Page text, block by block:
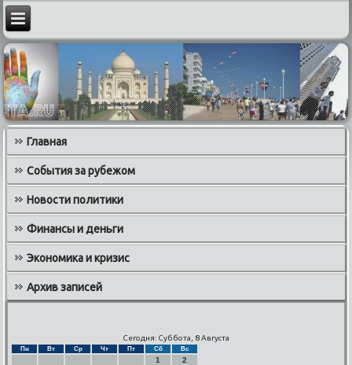
Главная
События за рубежом
Новости политики
Финансы и деньги
Экономика и кризис
Архив записей
Сегодня: Суббота, 8 Августа
Пн Вт Ср Чт Пт Сб Вс
1
2